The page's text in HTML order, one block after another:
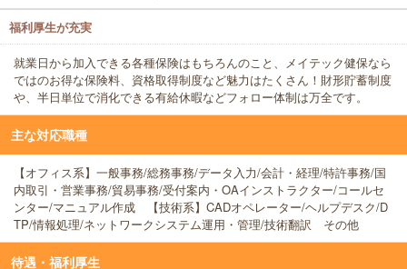
福利厚生が充実
就業日から加入できる各種保険はもちろんのこと、メイテック健保なら
ではのお得な保険料、資格取得制度など魅力はたくさん！財形貯蓄制度
や、半日単位で消化できる有給休暇などフォロー体制は万全です。
主な対応職種
【オフィス系】一般事務/総務事務/データ入力/会計・経理/特許事務/国
内取引・営業事務/貿易事務/受付案内・OAインストラクター/コールセ
ンター/マニュアル作成 【技術系】CADオペレーター/ヘルプデスク/D
TP/情報処理/ネットワークシステム運用・管理/技術翻訳 その他
待遇・福利厚生